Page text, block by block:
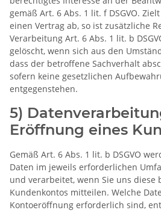
gemäß Art. 6 Abs. 1 lit. f DSGVO.
einen Vertrag ab, so ist zusätzliche
Verarbeitung Art. 6 Abs. 1 lit. b
gelöscht, wenn sich aus den
dass der betroffene Sachverhalt
sofern keine gesetzlichen
entgegenstehen.
5)
Eröffnung eines
Gemäß Art. 6 Abs. 1 lit. b DSGVO
Daten im jeweils erforderlichen
und verarbeitet, wenn Sie uns diese
Kundenkontos mitteilen. Welche
Kontoeröffnung erforderlich sind,